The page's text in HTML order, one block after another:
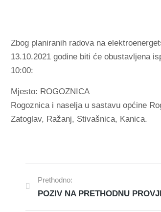
Zbog planiranih radova na
13.10.2021 godine biti će obustavljena
10:00:
Mjesto: ROGOZNICA
Rogoznica i naselja u sastavu općine
Zatoglav, Ražanj, Stivašnica, Kanica.
Prethodno: